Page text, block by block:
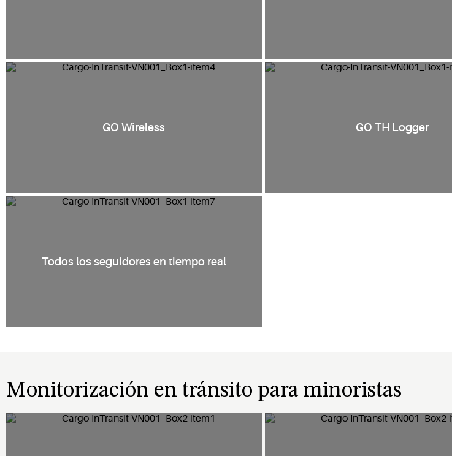
GO Wireless GO TH Logger
Todos los seguidores en tiempo real
Monitorización en tránsito para minoristas